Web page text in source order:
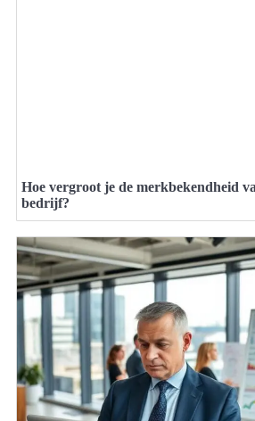
Hoe vergroot je de merkbekendheid
bedrijf?